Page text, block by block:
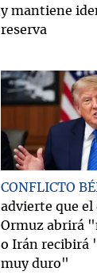
y mantiene
reserva
CONFLICTO
advierte que el
Ormuz abrirá
o Irán recibirá
muy duro"